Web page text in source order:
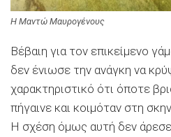
Η Μαντώ Μαυρογένους
Βέβαιη για τον επικείμενο
δεν ένιωσε την ανάγκη να
χαρακτηριστικό ότι όποτε
πήγαινε και κοιμόταν στη
Η σχέση όμως αυτή δεν